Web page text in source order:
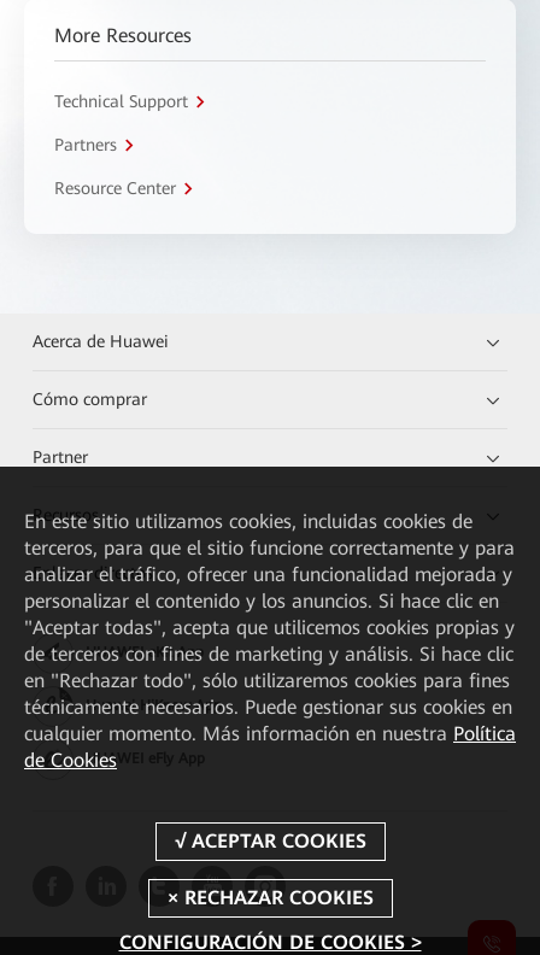
More Resources
Technical Support
Partners
Resource Center
Acerca de Huawei
Cómo comprar
Partner
Recursos
Enlaces directos
HUAWEI eKit App
Huawei HiKnow App
HUAWEI eFly App
En este sitio utilizamos cookies, incluidas cookies de
terceros, para que el sitio funcione correctamente y para
analizar el tráfico, ofrecer una funcionalidad mejorada y
personalizar el contenido y los anuncios. Si hace clic en
"Aceptar todas", acepta que utilicemos cookies propias y
de terceros con fines de marketing y análisis. Si hace clic
en "Rechazar todo", sólo utilizaremos cookies para fines
técnicamente necesarios. Puede gestionar sus cookies en
cualquier momento. Más información en nuestra Política
de Cookies
CONFIGURACIÓN DE COOKIES >